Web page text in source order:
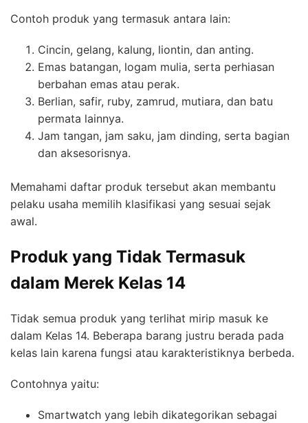
Contoh produk yang termasuk antara lain:
Cincin, gelang, kalung, liontin, dan anting.
Emas batangan, logam mulia, serta perhiasan
berbahan emas atau perak.
Berlian, safir, ruby, zamrud, mutiara, dan batu
permata lainnya.
Jam tangan, jam saku, jam dinding, serta bagian
dan aksesorisnya.
Memahami daftar produk tersebut akan membantu
pelaku usaha memilih klasifikasi yang sesuai sejak
awal.
Produk yang Tidak Termasuk
dalam Merek Kelas 14
Tidak semua produk yang terlihat mirip masuk ke
dalam Kelas 14. Beberapa barang justru berada pada
kelas lain karena fungsi atau karakteristiknya berbeda.
Contohnya yaitu:
Smartwatch yang lebih dikategorikan sebagai